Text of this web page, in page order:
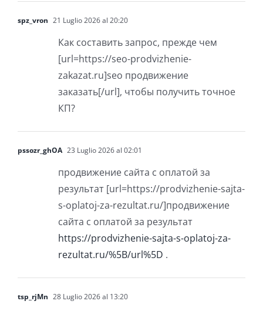
spz_vron 21 Luglio 2026 al 20:20
Как составить запрос, прежде чем
[url=https://seo-prodvizhenie-
zakazat.ru]seo продвижение
заказать[/url], чтобы получить точное
КП?
pssozr_ghOA 23 Luglio 2026 al 02:01
продвижение сайта с оплатой за
результат [url=https://prodvizhenie-sajta-
s-oplatoj-za-rezultat.ru/]продвижение
сайта с оплатой за результат
https://prodvizhenie-sajta-s-oplatoj-za-
rezultat.ru/%5B/url%5D .
tsp_rjMn 28 Luglio 2026 al 13:20